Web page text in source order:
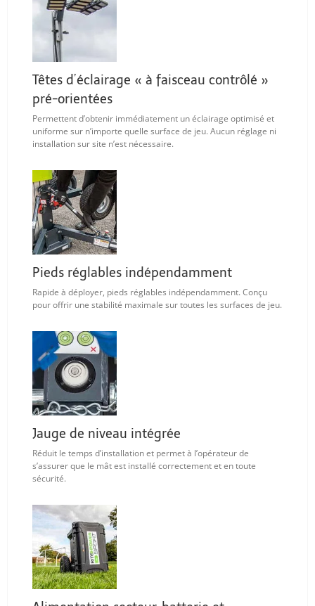
Têtes d’éclairage « à faisceau contrôlé »
pré-orientées
Permettent d’obtenir immédiatement un éclairage optimisé et
uniforme sur n’importe quelle surface de jeu. Aucun réglage ni
installation sur site n’est nécessaire.
Pieds réglables indépendamment
Rapide à déployer, pieds réglables indépendamment. Conçu
pour offrir une stabilité maximale sur toutes les surfaces de jeu.
Jauge de niveau intégrée
Réduit le temps d’installation et permet à l’opérateur de
s’assurer que le mât est installé correctement et en toute
sécurité.